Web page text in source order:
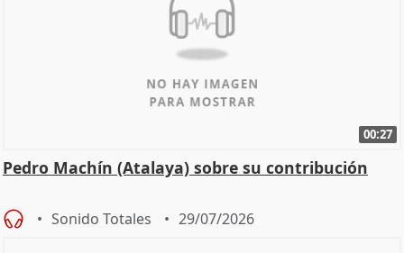
00:27
Pedro Machín (Atalaya) sobre su contribución
Sonido Totales 29/07/2026